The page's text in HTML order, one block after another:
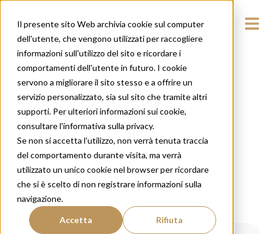
Il presente sito Web archivia cookie sul computer
dell'utente, che vengono utilizzati per raccogliere
informazioni sull'utilizzo del sito e ricordare i
comportamenti dell'utente in futuro. I cookie
servono a migliorare il sito stesso e a offrire un
servizio personalizzato, sia sul sito che tramite altri
supporti. Per ulteriori informazioni sui cookie,
consultare l'informativa sulla privacy.
Se non si accetta l'utilizzo, non verrà tenuta traccia
del comportamento durante visita, ma verrà
utilizzato un unico cookie nel browser per ricordare
che si è scelto di non registrare informazioni sulla
navigazione.
Accetta Rifiuta
Trapianto dei Capelli